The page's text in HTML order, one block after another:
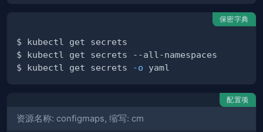
保密字典
$ kubectl get secrets
-o
配置项
资源名称: configmaps, 缩写: cm